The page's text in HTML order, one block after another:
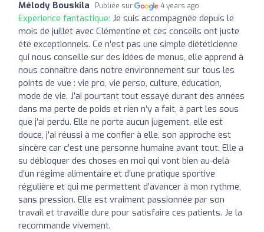
Mélody Bouskila Publiée sur 4 years ago
Expérience fantastique: Je suis accompagnée depuis le
mois de juillet avec Clémentine et ces conseils ont juste
été exceptionnels. Ce n’est pas une simple diététicienne
qui nous conseille sur des idées de menus, elle apprend à
nous connaître dans notre environnement sur tous les
points de vue : vie pro, vie perso, culture, éducation,
mode de vie. J’ai pourtant tout essayé durant des années
dans ma perte de poids et rien n’y a fait, à part les sous
que j’ai perdu. Elle ne porte aucun jugement, elle est
douce, j’ai réussi à me confier à elle, son approche est
sincère car c’est une personne humaine avant tout. Elle a
su débloquer des choses en moi qui vont bien au-delà
d’un régime alimentaire et d’une pratique sportive
régulière et qui me permettent d’avancer à mon rythme,
sans pression. Elle est vraiment passionnée par son
travail et travaille dure pour satisfaire ces patients. Je la
recommande vivement.